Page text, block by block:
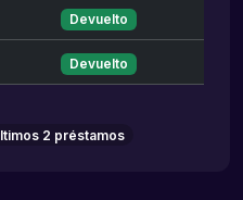
Devuelto
Devuelto
2 préstamos